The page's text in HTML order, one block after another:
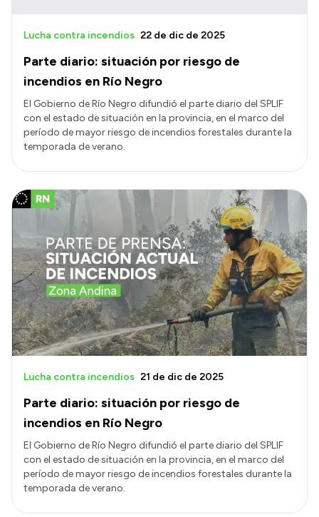
Parte diario: situación por riesgo de
incendios en Río Negro
Lucha contra incendios 22 de dic de 2025
El Gobierno de Río Negro difundió el parte diario del SPLIF
con el estado de situación en la provincia, en el marco del
período de mayor riesgo de incendios forestales durante la
temporada de verano.
Parte diario: situación por riesgo de
incendios en Río Negro
Lucha contra incendios 21 de dic de 2025
El Gobierno de Río Negro difundió el parte diario del SPLIF
con el estado de situación en la provincia, en el marco del
período de mayor riesgo de incendios forestales durante la
temporada de verano.